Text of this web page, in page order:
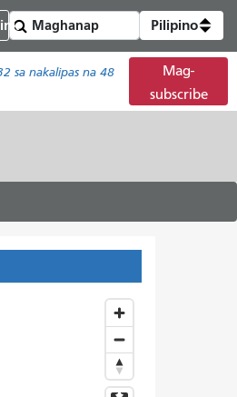
Pilipino
sa nakalipas na 48
Mag-
subscribe